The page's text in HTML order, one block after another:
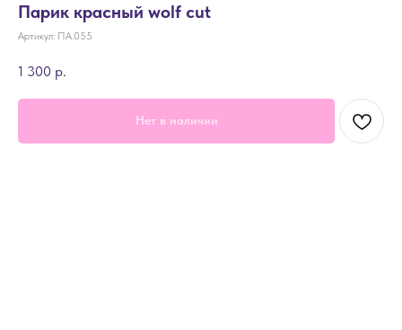
Парик красный wolf cut
Артикул: ПА.055
1 300 р.
Нет в наличии